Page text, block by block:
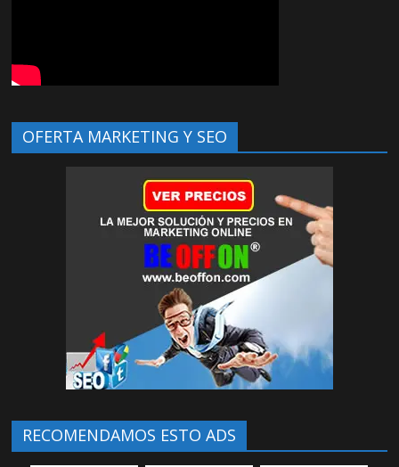
OFERTA MARKETING Y SEO
RECOMENDAMOS ESTO ADS